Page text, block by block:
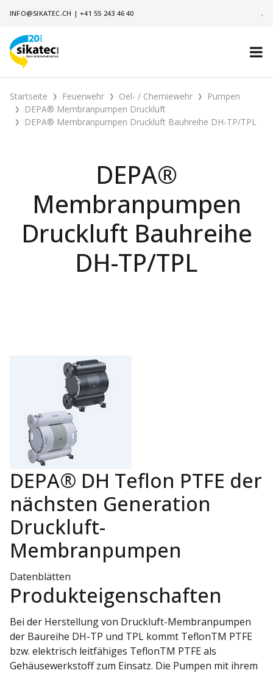
INFO@SIKATEC.CH |+41 55 243 46 40 .
Startseite Feuerwehr Oel- / Chemiewehr
Pumpen
DEPA® Membranpumpen Druckluft
DEPA® Membranpumpen Druckluft Bauhreihe DH-TP/TPL
DEPA®
Membranpumpen
Druckluft Bauhreihe
DH-TP/TPL
DEPA® DH Teflon PTFE der
nächsten Generation
Druckluft-
Membranpumpen
Datenblätten
Produkteigenschaften
Bei der Herstellung von Druckluft-Membranpumpen
der Baureihe DH-TP und TPL kommt TeflonTM PTFE
bzw. elektrisch leitfähiges TeflonTM PTFE als
Gehäusewerkstoff zum Einsatz. Die Pumpen mit ihrem